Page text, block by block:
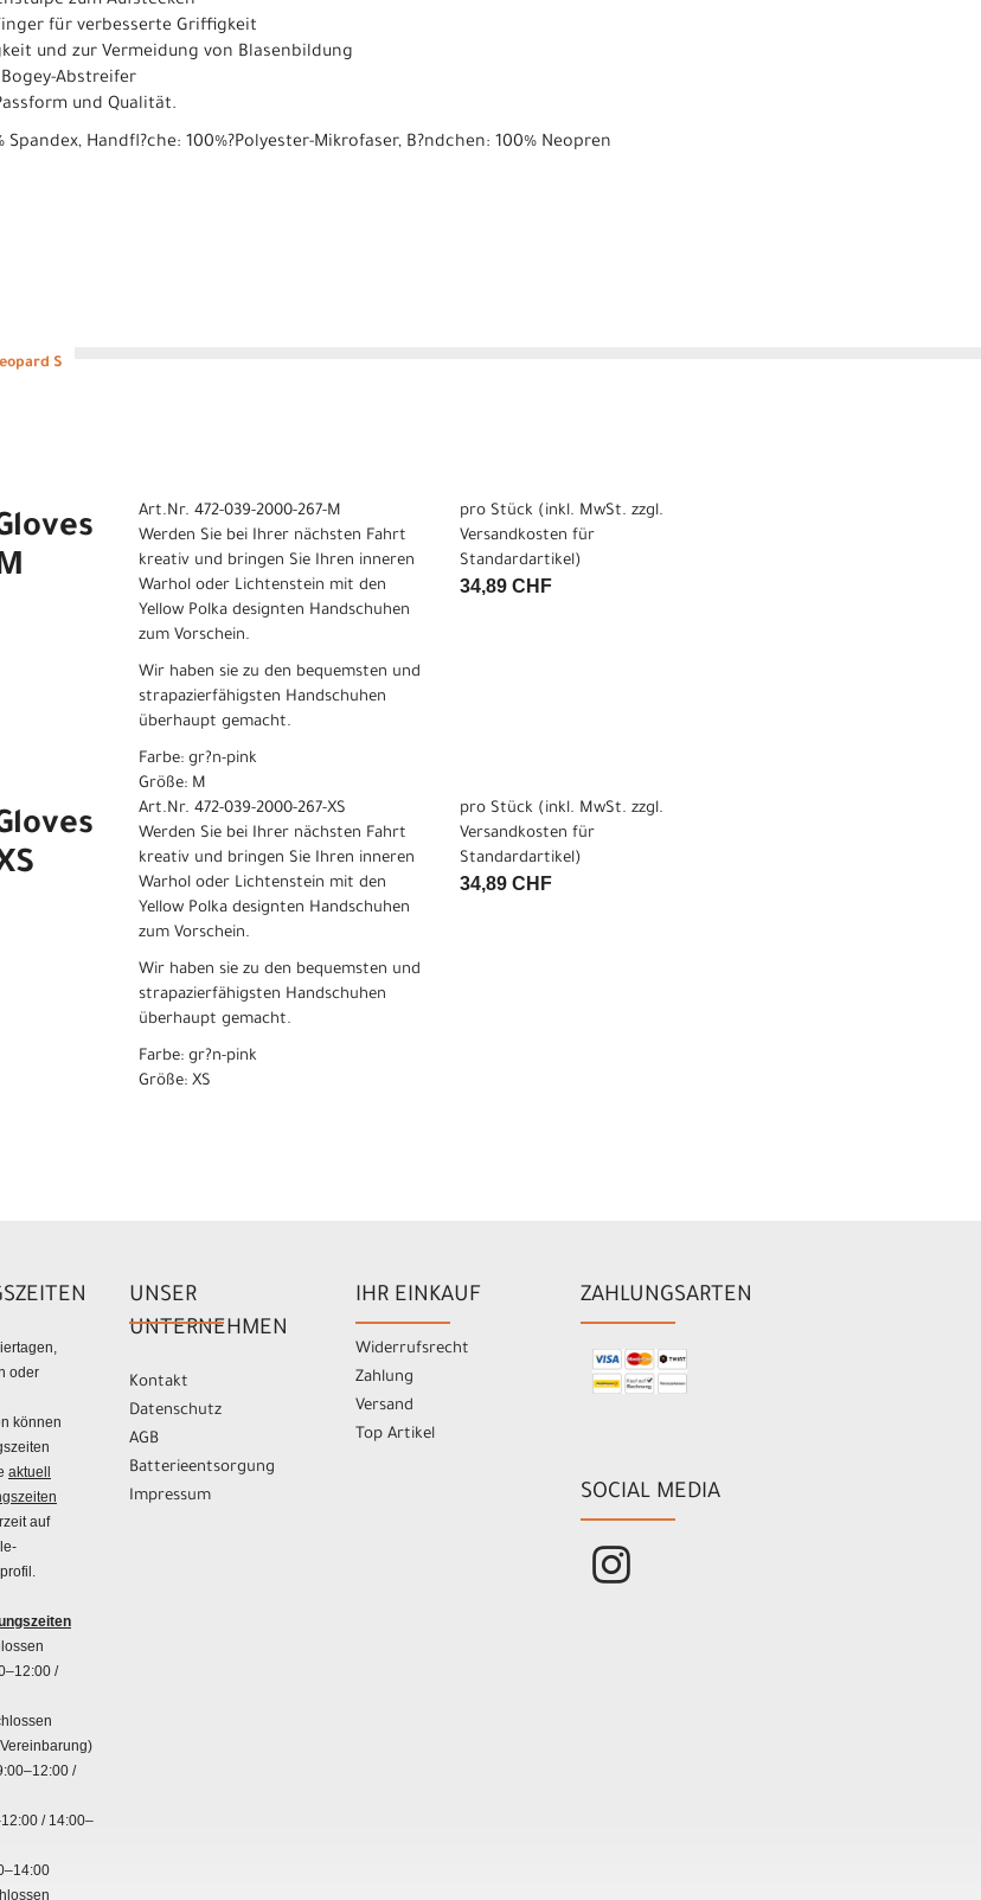
für verbesserte Griffigkeit
und zur Vermeidung von Blasenbildung
Abstreifer
und Qualität.
Spandex, Handfl?che: 100%?Polyester-Mikrofaser, B?ndchen: 100% Neopren
S
Art.Nr. 472-039-2000-267-M
Werden Sie bei Ihrer nächsten Fahrt
kreativ und bringen Sie Ihren inneren
Warhol oder Lichtenstein mit den
Yellow Polka designten Handschuhen
zum Vorschein.
Wir haben sie zu den bequemsten und
strapazierfähigsten Handschuhen
überhaupt gemacht.
Farbe: gr?n-pink
Größe: M
pro Stück (inkl. MwSt. zzgl.
Versandkosten für
Standardartikel)
34,89 CHF
Art.Nr. 472-039-2000-267-XS
Werden Sie bei Ihrer nächsten Fahrt
kreativ und bringen Sie Ihren inneren
Warhol oder Lichtenstein mit den
Yellow Polka designten Handschuhen
zum Vorschein.
Wir haben sie zu den bequemsten und
strapazierfähigsten Handschuhen
überhaupt gemacht.
Farbe: gr?n-pink
Größe: XS
pro Stück (inkl. MwSt. zzgl.
Versandkosten für
Standardartikel)
34,89 CHF
oder
können
aktuell
auf
/
/
/ 14:00–
UNSER
UNTERNEHMEN
Kontakt
Datenschutz
AGB
Batterieentsorgung
Impressum
IHR EINKAUF
Widerrufsrecht
Zahlung
Versand
Top Artikel
ZAHLUNGSARTEN
SOCIAL MEDIA